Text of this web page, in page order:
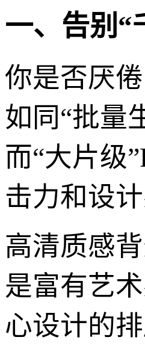
一、告别“
你是否厌
如同“批量
而“大片级
击力和设
高清质感
是富有艺
心设计的